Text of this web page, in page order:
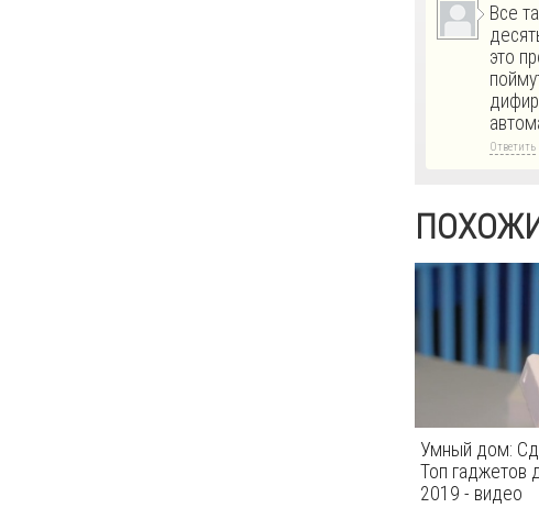
Все
это
Ответить
Умный дом:
Топ гаджетов
2019 - видео